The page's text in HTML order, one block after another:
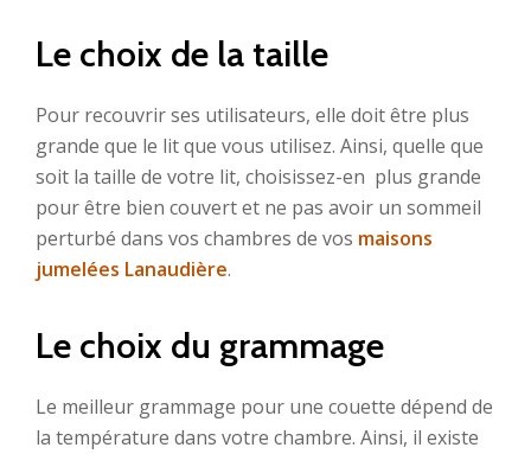
Le choix de la taille
Pour recouvrir ses utilisateurs, elle doit être plus
grande que le lit que vous utilisez. Ainsi, quelle que
soit la taille de votre lit, choisissez-en plus grande
pour être bien couvert et ne pas avoir un sommeil
perturbé dans vos chambres de vos maisons
jumelées Lanaudière.
Le choix du grammage
Le meilleur grammage pour une couette dépend de
la température dans votre chambre. Ainsi, il existe